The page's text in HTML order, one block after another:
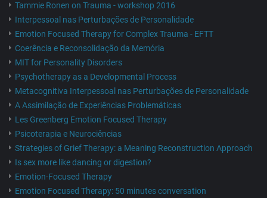
Tammie Ronen on Trauma - workshop 2016
Interpessoal nas Perturbações de Personalidade
Emotion Focused Therapy for Complex Trauma - EFTT
Coerência e Reconsolidação da Memória
MIT for Personality Disorders
Psychotherapy as a Developmental Process
Metacognitiva Interpessoal nas Perturbações de Personalidade
A Assimilação de Experiências Problemáticas
Les Greenberg Emotion Focused Therapy
Psicoterapia e Neurociências
Strategies of Grief Therapy: a Meaning Reconstruction Approach
Is sex more like dancing or digestion?
Emotion-Focused Therapy
Emotion Focused Therapy: 50 minutes conversation